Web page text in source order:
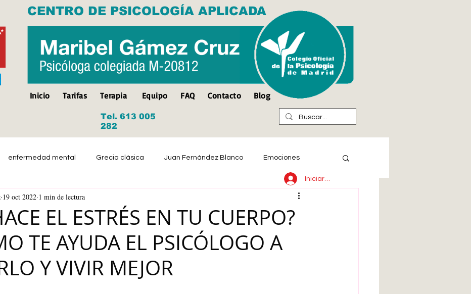
CENTRO DE PSICOLOGÍA APLICADA
Inicio Tarifas Terapia Equipo FAQ Contacto Blog
Tel. 613 005
282
enfermedad mental Grecia clásica Juan Fernández Blanco Emociones
Suicidio Discapacidad
Maribel Gámez Comunicación Hijos Separación arte bruto
cuentos infantiles
EL ESTRÉS EN TU CUERPO?
TE AYUDA EL PSICÓLOGO A
Y VIVIR MEJOR
19 oct 2022 1 min de lectura
Iniciar sesión